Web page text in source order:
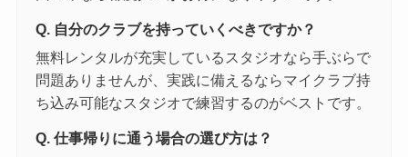
Q. 自分のクラブを持っていくべきですか？
無料レンタルが充実しているスタジオなら手ぶらで
問題ありませんが、実践に備えるならマイクラブ持
ち込み可能なスタジオで練習するのがベストです。
Q. 仕事帰りに通う場合の選び方は？